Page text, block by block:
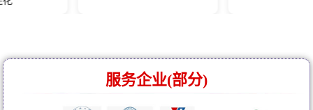
服务企业(部分)